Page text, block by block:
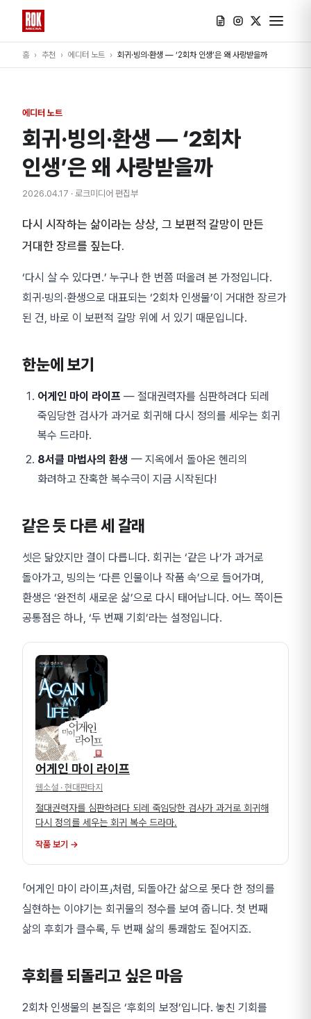
홈 › 추천 › 에디터 노트 › 회귀·빙의·환생 — ‘2회차 인생’은 왜 사랑받을까
에디터 노트
회귀·빙의·환생 — ‘2회차
인생’은 왜 사랑받을까
2026.04.17 · 로크미디어 편집부
다시 시작하는 삶이라는 상상, 그 보편적 갈망이 만든
거대한 장르를 짚는다.
‘다시 살 수 있다면.’ 누구나 한 번쯤 떠올려 본 가정입니다.
회귀·빙의·환생으로 대표되는 ‘2회차 인생물’이 거대한 장르가
된 건, 바로 이 보편적 갈망 위에 서 있기 때문입니다.
한눈에 보기
어게인 마이 라이프 — 절대권력자를 심판하려다 되레
죽임당한 검사가 과거로 회귀해 다시 정의를 세우는 회귀
복수 드라마.
8서클 마법사의 환생 — 지옥에서 돌아온 헨리의
화려하고 잔혹한 복수극이 지금 시작된다!
같은 듯 다른 세 갈래
셋은 닮았지만 결이 다릅니다. 회귀는 ‘같은 나’가 과거로
돌아가고, 빙의는 ‘다른 인물이나 작품 속’으로 들어가며,
환생은 ‘완전히 새로운 삶’으로 다시 태어납니다. 어느 쪽이든
공통점은 하나, ‘두 번째 기회’라는 설정입니다.
어게인 마이 라이프
웹소설 · 현대판타지
절대권력자를 심판하려다 되레 죽임당한 검사가 과거로 회귀해
다시 정의를 세우는 회귀 복수 드라마.
작품 보기 →
「어게인 마이 라이프」처럼, 되돌아간 삶으로 못다 한 정의를
실현하는 이야기는 회귀물의 정수를 보여 줍니다. 첫 번째
삶의 후회가 클수록, 두 번째 삶의 통쾌함도 짙어지죠.
후회를 되돌리고 싶은 마음
2회차 인생물의 본질은 ‘후회의 보정’입니다. 놓친 기회를